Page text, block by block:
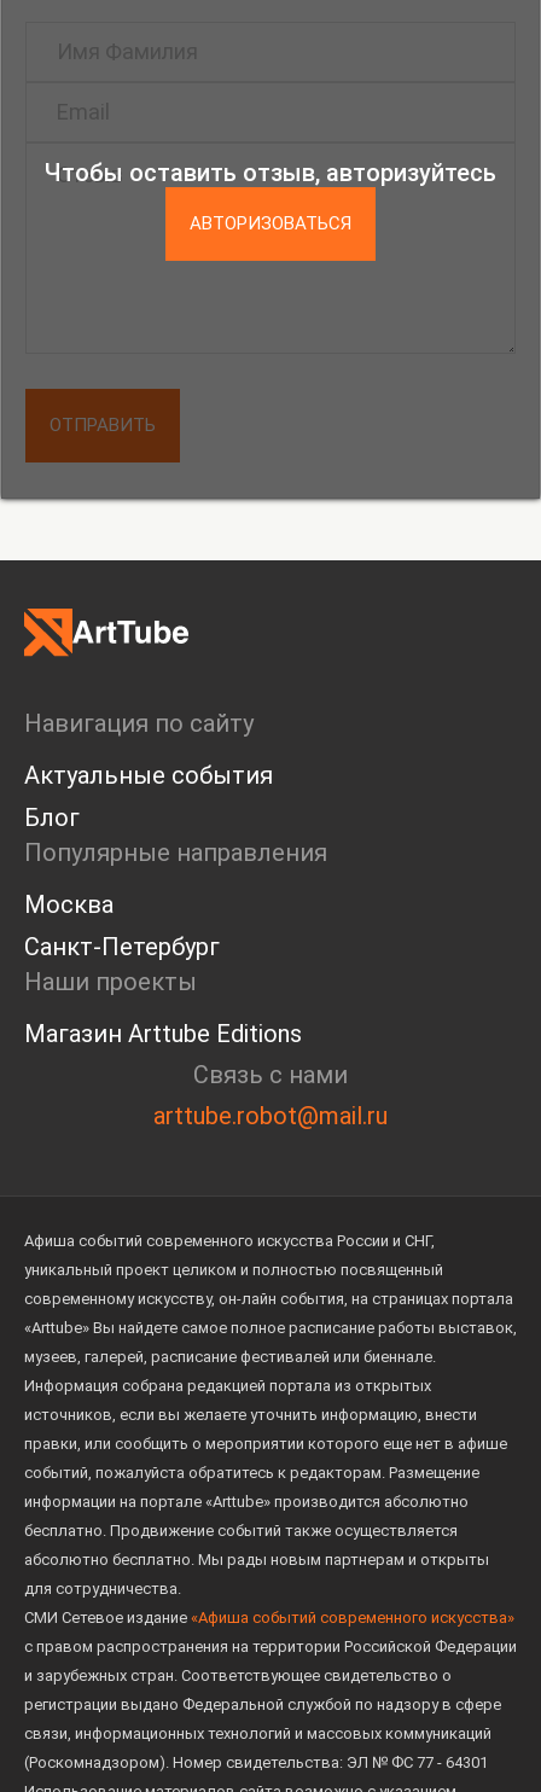
Чтобы оставить отзыв, авторизуйтесь
АВТОРИЗОВАТЬСЯ
ОТПРАВИТЬ
Навигация по сайту
Актуальные события
Блог
Популярные направления
Москва
Санкт-Петербург
Наши проекты
Магазин Arttube Editions
Связь с нами
arttube.robot@mail.ru
Афиша событий современного искусства России и СНГ,
уникальный проект целиком и полностью посвященный
современному искусству, он-лайн события, на страницах портала
«Arttube» Вы найдете самое полное расписание работы выставок,
музеев, галерей, расписание фестивалей или биеннале.
Информация собрана редакцией портала из открытых
источников, если вы желаете уточнить информацию, внести
правки, или сообщить о мероприятии которого еще нет в афише
событий, пожалуйста обратитесь к редакторам. Размещение
информации на портале «Arttube» производится абсолютно
бесплатно. Продвижение событий также осуществляется
абсолютно бесплатно. Мы рады новым партнерам и открыты
для сотрудничества.
СМИ Сетевое издание «Афиша событий современного искусства»
с правом распространения на территории Российской Федерации
и зарубежных стран. Соответствующее свидетельство о
регистрации выдано Федеральной службой по надзору в сфере
связи, информационных технологий и массовых коммуникаций
(Роскомнадзором). Номер свидетельства: ЭЛ № ФС 77 - 64301